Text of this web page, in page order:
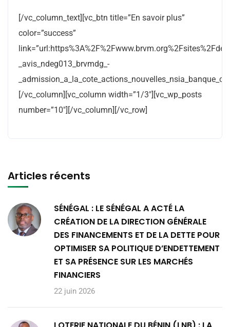
[/vc_column_text][vc_btn title=”En savoir plus”
color=”success”
_avis_ndeg013_brvmdg_-
[/vc_column][vc_column width=”1/3″][vc_wp_posts
number=”10″][/vc_column][/vc_row]
Articles récents
SÉNÉGAL : LE SÉNÉGAL A ACTÉ LA
CRÉATION DE LA DIRECTION GÉNÉRALE
DES FINANCEMENTS ET DE LA DETTE POUR
OPTIMISER SA POLITIQUE D’ENDETTEMENT
ET SA PRÉSENCE SUR LES MARCHÉS
FINANCIERS
22 juin 2026